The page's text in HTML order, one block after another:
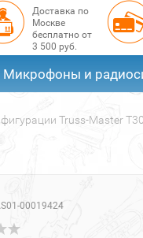
Доставка по
Москве
бесплатно от
3 500 руб.
Микрофоны и
Truss-Master
00019424